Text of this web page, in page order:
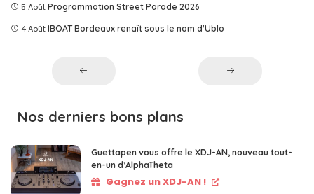
5 Août Programmation Street Parade 2026
4 Août IBOAT Bordeaux renaît sous le nom d'Ublo
Nos derniers bons plans
Guettapen vous offre le XDJ-AN, nouveau tout-
en-un d’AlphaTheta
Gagnez un XDJ-AN !